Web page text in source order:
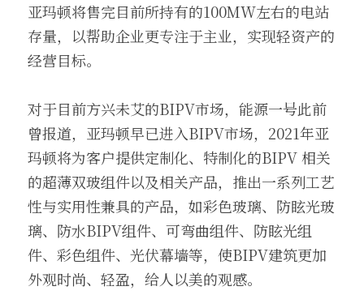
亚玛顿将售完目前所持有的100MW左右的电站
存量，以帮助企业更专注于主业，实现轻资产的
经营目标。
对于目前方兴未艾的BIPV市场，能源一号此前
曾报道，亚玛顿早已进入BIPV市场，2021年亚
玛顿将为客户提供定制化、特制化的BIPV 相关
的超薄双玻组件以及相关产品，推出一系列工艺
性与实用性兼具的产品，如彩色玻璃、防眩光玻
璃、防水BIPV组件、可弯曲组件、防眩光组
件、彩色组件、光伏幕墙等，使BIPV建筑更加
外观时尚、轻盈，给人以美的观感。